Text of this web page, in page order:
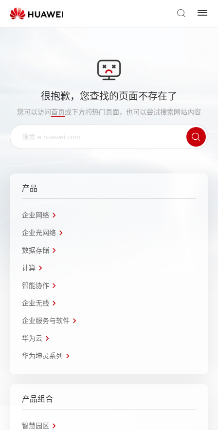
很抱歉，您查找的页面不存在了
您可以访问首页或下方的热门页面，也可以尝试搜索网站内容
产品
企业网络
企业光网络
数据存储
计算
智能协作
企业无线
企业服务与软件
华为云
华为坤灵系列
产品组合
智慧园区